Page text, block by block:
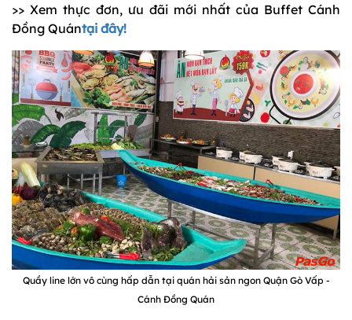
>> Xem thực đơn, ưu đãi mới nhất của Buffet Cánh
Đồng Quántại đây!
Quầy line lớn vô cùng hấp dẫn tại quán hải sản ngon Quận Gò Vấp -
Cánh Đồng Quán